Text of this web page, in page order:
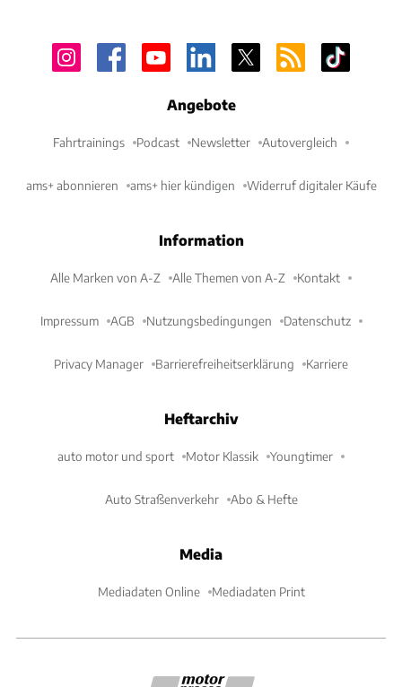
Angebote
Fahrtrainings Podcast Newsletter Autovergleich
ams+ abonnieren ams+ hier kündigen Widerruf digitaler Käufe
Information
Alle Marken von A-Z Alle Themen von A-Z Kontakt
Impressum AGB Nutzungsbedingungen Datenschutz
Privacy Manager Barrierefreiheitserklärung Karriere
Heftarchiv
auto motor und sport Motor Klassik Youngtimer
Auto Straßenverkehr Abo & Hefte
Media
Mediadaten Online Mediadaten Print